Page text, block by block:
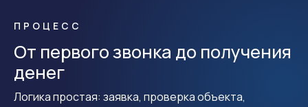
ПРОЦЕСС
От первого звонка до получения
денег
Логика простая: заявка, проверка объекта,